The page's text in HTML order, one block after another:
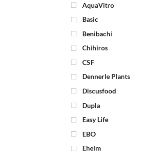
AquaVitro
Basic
Benibachi
Chihiros
CSF
Dennerle Plants
Discusfood
Dupla
Easy Life
EBO
Eheim